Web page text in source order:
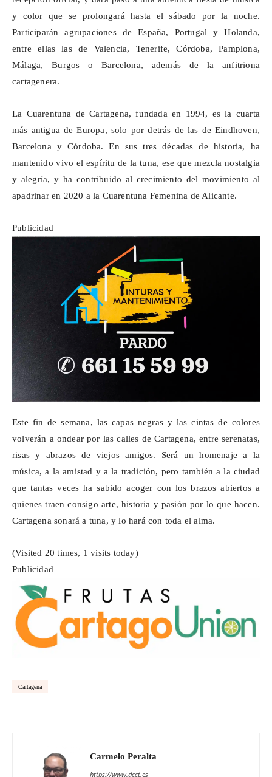
y color que se prolongará hasta el sábado por la noche.
Participarán agrupaciones de España, Portugal y Holanda,
entre ellas las de Valencia, Tenerife, Córdoba, Pamplona,
Málaga, Burgos o Barcelona, además de la anfitriona
cartagenera.
La Cuarentuna de Cartagena, fundada en 1994, es la cuarta
más antigua de Europa, solo por detrás de las de Eindhoven,
Barcelona y Córdoba. En sus tres décadas de historia, ha
mantenido vivo el espíritu de la tuna, ese que mezcla nostalgia
y alegría, y ha contribuido al crecimiento del movimiento al
apadrinar en 2020 a la Cuarentuna Femenina de Alicante.
Publicidad
Este fin de semana, las capas negras y las cintas de colores
volverán a ondear por las calles de Cartagena, entre serenatas,
risas y abrazos de viejos amigos. Será un homenaje a la
música, a la amistad y a la tradición, pero también a la ciudad
que tantas veces ha sabido acoger con los brazos abiertos a
quienes traen consigo arte, historia y pasión por lo que hacen.
Cartagena sonará a tuna, y lo hará con toda el alma.
(Visited 20 times, 1 visits today)
Publicidad
Cartagena
Carmelo Peralta
https://www.dcct.es